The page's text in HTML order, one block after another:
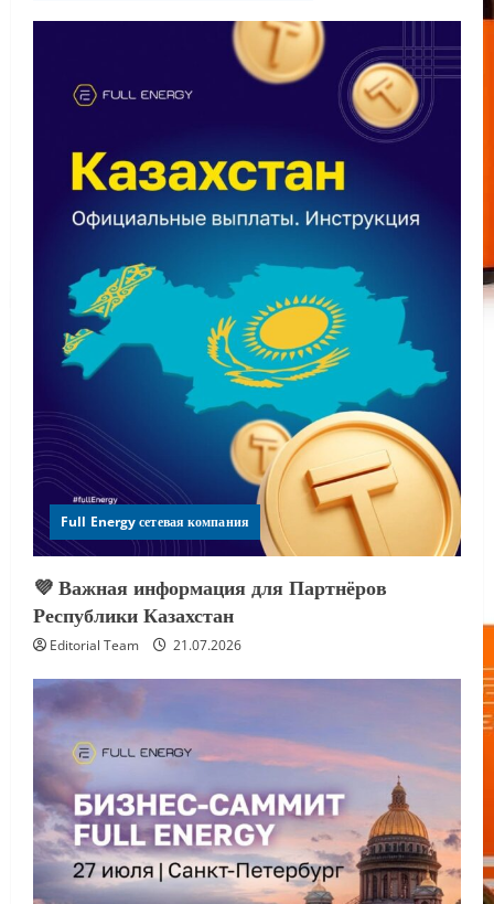
Full Energy сетевая компания
💜 Важная информация для Партнёров
Республики Казахстан
Editorial Team 21.07.2026